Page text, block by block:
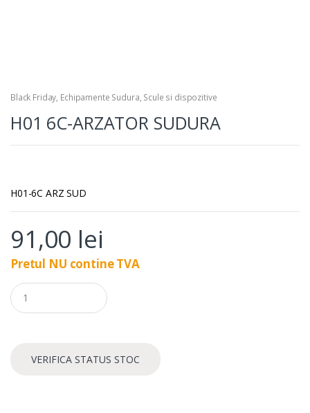
Black Friday, Echipamente Sudura, Scule si dispozitive
H01 6C-ARZATOR SUDURA
H01-6C ARZ SUD
91,00 lei
Pretul NU contine TVA
Q
u
a
VERIFICA STATUS STOC